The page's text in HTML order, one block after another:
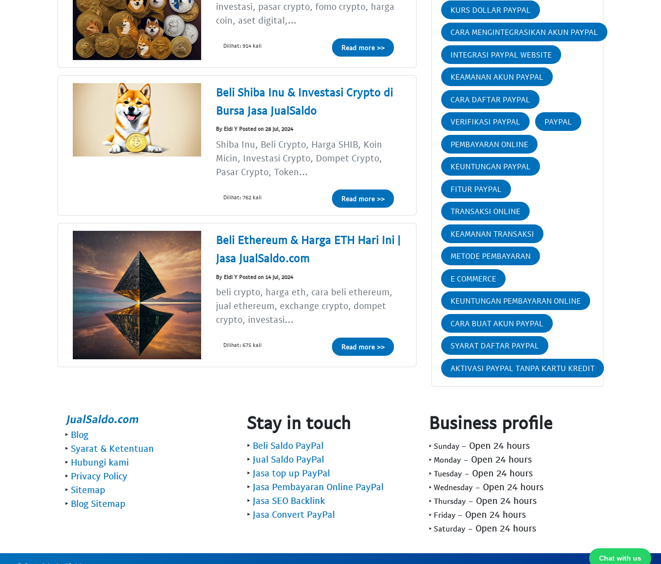
investasi, pasar crypto, fomo crypto, harga
coin, aset digital,...
Dilihat: 914 kali Read more >>
Beli Shiba Inu & Investasi Crypto di
Bursa Jasa JualSaldo
By Eldi Y Posted on 28 Jul, 2024
Shiba Inu, Beli Crypto, Harga SHIB, Koin
Micin, Investasi Crypto, Dompet Crypto,
Pasar Crypto, Token...
Dilihat: 762 kali Read more >>
Beli Ethereum & Harga ETH Hari Ini |
Jasa JualSaldo.com
By Eldi Y Posted on 14 Jul, 2024
beli crypto, harga eth, cara beli ethereum,
jual ethereum, exchange crypto, dompet
crypto, investasi...
Dilihat: 675 kali Read more >>
KURS DOLLAR PAYPAL
CARA MENGINTEGRASIKAN AKUN PAYPAL
INTEGRASI PAYPAL WEBSITE
KEAMANAN AKUN PAYPAL
CARA DAFTAR PAYPAL
VERIFIKASI PAYPAL PAYPAL
PEMBAYARAN ONLINE
KEUNTUNGAN PAYPAL
FITUR PAYPAL
TRANSAKSI ONLINE
KEAMANAN TRANSAKSI
METODE PEMBAYARAN
E COMMERCE
KEUNTUNGAN PEMBAYARAN ONLINE
CARA BUAT AKUN PAYPAL
SYARAT DAFTAR PAYPAL
AKTIVASI PAYPAL TANPA KARTU KREDIT
Chat with us
‣ Blog
‣ Syarat & Ketentuan
‣ Hubungi kami
‣ Privacy Policy
‣ Sitemap
‣ Blog Sitemap
Stay in touch
‣ Beli Saldo PayPal
‣ Jual Saldo PayPal
‣ Jasa top up PayPal
‣ Jasa Pembayaran Online PayPal
‣ Jasa SEO Backlink
‣ Jasa Convert PayPal
Business profile
‣ Sunday - Open 24 hours
‣ Monday - Open 24 hours
‣ Tuesday - Open 24 hours
‣ Wednesday - Open 24 hours
‣ Thursday - Open 24 hours
‣ Friday - Open 24 hours
‣ Saturday - Open 24 hours